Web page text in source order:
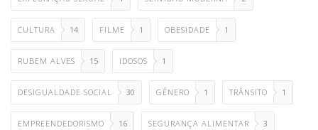
CULTURA 14 FILME 1 OBESIDADE 1
RUBEM ALVES 15 IDOSOS 1
DESIGUALDADE SOCIAL 30 GÊNERO 1 TRÂNSITO 1
EMPREENDEDORISMO 16 SEGURANÇA ALIMENTAR 3